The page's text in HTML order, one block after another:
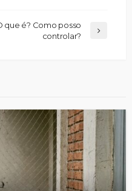
que é? Como posso
controlar?